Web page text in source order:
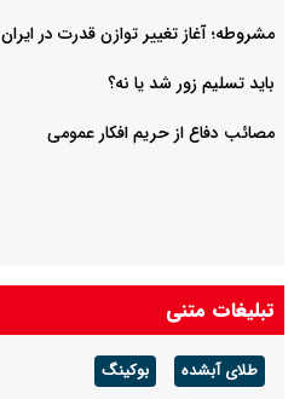
مشروطه؛ آغاز تغییر توازن قدرت در ایران
باید تسلیم زور شد یا نه؟
مصائب دفاع از حریم افکار عمومی
تبلیغات متنی
طلای آبشده بوکینگ